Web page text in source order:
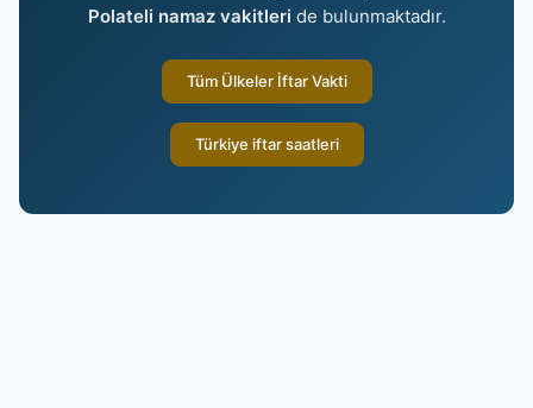
Polateli namaz vakitleri de bulunmaktadır.
Tüm Ülkeler İftar Vakti
Türkiye iftar saatleri